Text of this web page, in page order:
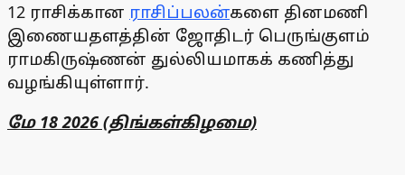
12 ராசிக்கான ராசிப்பலன்களை தினமணி
இணையதளத்தின் ஜோதிடர் பெருங்குளம்
ராமகிருஷ்ணன் துல்லியமாகக் கணித்து
வழங்கியுள்ளார்.
மே 18 2026 (திங்கள்கிழமை)